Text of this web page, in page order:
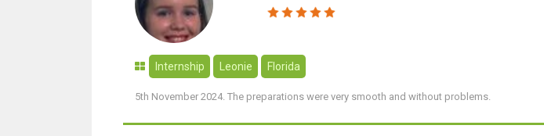
Internship Leonie Florida
5th November 2024. The preparations were very smooth and without problems.